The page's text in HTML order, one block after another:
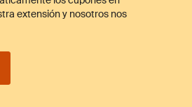
extensión y nosotros nos